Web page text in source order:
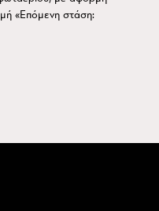
«Επόμενη στάση: